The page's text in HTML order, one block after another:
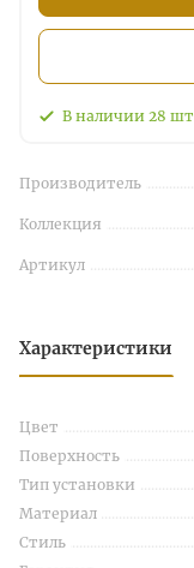
В наличии 28 шт
Производитель
Коллекция
Артикул
Характеристики
Цвет
Поверхность
Тип установки
Материал
Стиль